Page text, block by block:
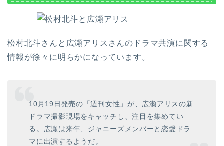
松村北斗さんと広瀬アリスさんのドラマ共演に関する
情報が徐々に明らかになっています。
10月19日発売の「週刊女性」が、広瀬アリスの新
ドラマ撮影現場をキャッチし、注目を集めてい
る。広瀬は来年、ジャニーズメンバーと恋愛ドラ
マに出演するようだ。